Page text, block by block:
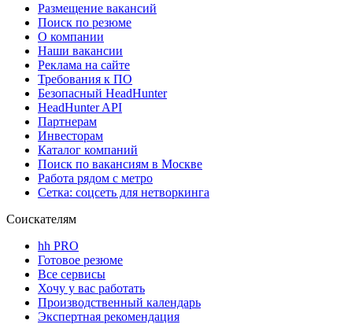
Размещение вакансий
Поиск по резюме
О компании
Наши вакансии
Реклама на сайте
Требования к ПО
Безопасный HeadHunter
HeadHunter API
Партнерам
Инвесторам
Каталог компаний
Поиск по вакансиям в Москве
Работа рядом с метро
Сетка: соцсеть для нетворкинга
Соискателям
hh PRO
Готовое резюме
Все сервисы
Хочу у вас работать
Производственный календарь
Экспертная рекомендация